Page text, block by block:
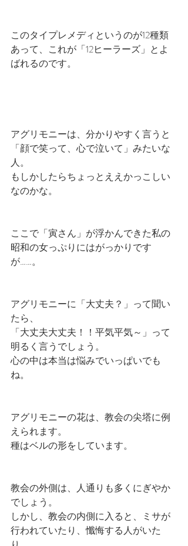
このタイプレメディというのが12種類
あって、これが「12ヒーラーズ」とよ
ばれるのです。
アグリモニーは、分かりやすく言うと
「顔で笑って、心で泣いて」みたいな
人。
もしかしたらちょっとええかっこしい
なのかな。
ここで「寅さん」が浮かんできた私の
昭和の女っぷりにはがっかりです
が……。
アグリモニーに「大丈夫？」って聞い
たら、
「大丈夫大丈夫！！平気平気～」って
明るく言うでしょう。
心の中は本当は悩みでいっぱいでも
ね。
アグリモニーの花は、教会の尖塔に例
えられます。
種はベルの形をしています。
教会の外側は、人通りも多くにぎやか
でしょう。
しかし、教会の内側に入ると、ミサが
行われていたり、懺悔する人がいた